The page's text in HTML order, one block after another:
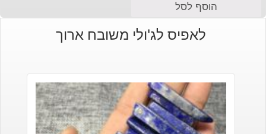
הוסף לסל
לאפיס לג'ולי משובח ארוך